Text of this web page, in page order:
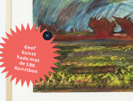
Geef
kunst
kado met
de SBK
Kunstbon